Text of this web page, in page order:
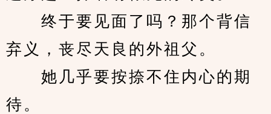
终于要见面了吗？那个背信
弃义，丧尽天良的外祖父。
她几乎要按捺不住内心的期
待。